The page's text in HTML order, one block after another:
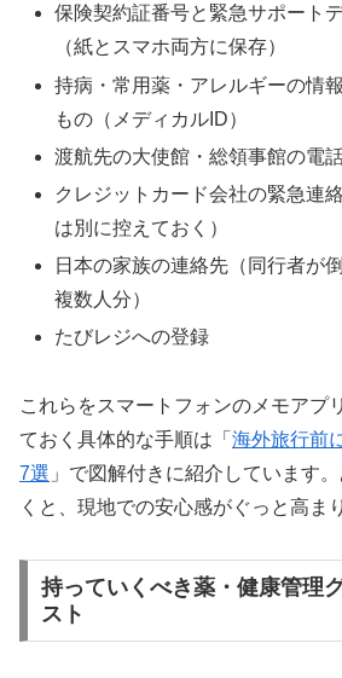
保険契約証番号と緊急サポート
（紙とスマホ両方に保存）
持病・常用薬・アレルギーの情
もの（メディカルID）
渡航先の大使館・総領事館の電
クレジットカード会社の緊急連
は別に控えておく）
日本の家族の連絡先（同行者が
複数人分）
たびレジへの登録
これらをスマートフォンのメモアプ
ておく具体的な手順は「 海外旅行前
7選 」で図解付きに紹介しています
くと、現地での安心感がぐっと高ま
持っていくべき薬・健康管理
スト